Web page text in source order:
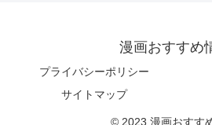
漫画おすすめ
プライバシーポリシー
サイトマップ
© 2023 漫画おすす